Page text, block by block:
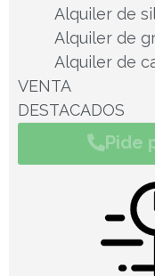
Alquiler de
Alquiler de
Alquiler de
VENTA
DESTACADOS
Pide